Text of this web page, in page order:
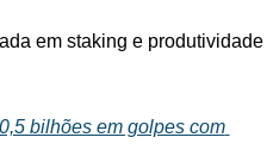
em staking e produtividade
bilhões em golpes com